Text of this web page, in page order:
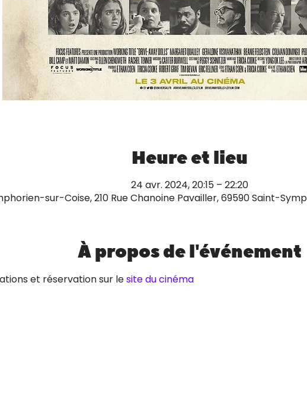
Heure et lieu
24 avr. 2024, 20:15 – 22:20
sur-Coise, 210 Rue Chanoine Pavailler, 69590 Saint-
À propos de l'événement
et réservation sur le site du cinéma